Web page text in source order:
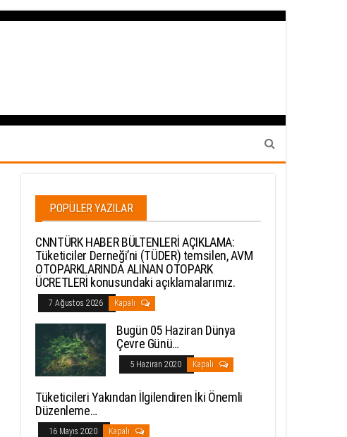
POPÜLER YAZILAR
CNNTÜRK HABER BÜLTENLERİ AÇIKLAMA:
Tüketiciler Derneği’ni (TÜDER) temsilen, AVM
OTOPARKLARINDA ALINAN OTOPARK
ÜCRETLERİ konusundaki açıklamalarımız.
7 Ağustos 2026 Kapalı
Bugün 05 Haziran Dünya
Çevre Günü…
5 Haziran 2020 Kapalı
Tüketicileri Yakından İlgilendiren İki Önemli
Düzenleme…
16 Mayıs 2020 Kapalı